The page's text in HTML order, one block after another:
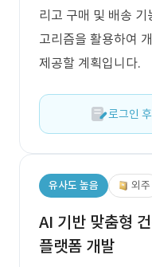
리고 구매 및 배송
고리즘을 활용하여
제공할 계획입니다.
로그인
유사도 높음 외주
AI 기반 맞춤형
플랫폼 개발